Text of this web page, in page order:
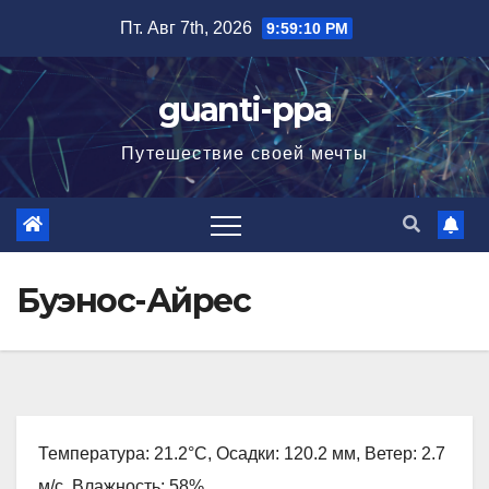
содержимому
Пт. Авг 7th, 2026 9:59:11 PM
guanti-ppa
Путешествие своей мечты
Буэнос-Айрес
Температура: 21.2°C, Осадки: 120.2 мм, Ветер: 2.7